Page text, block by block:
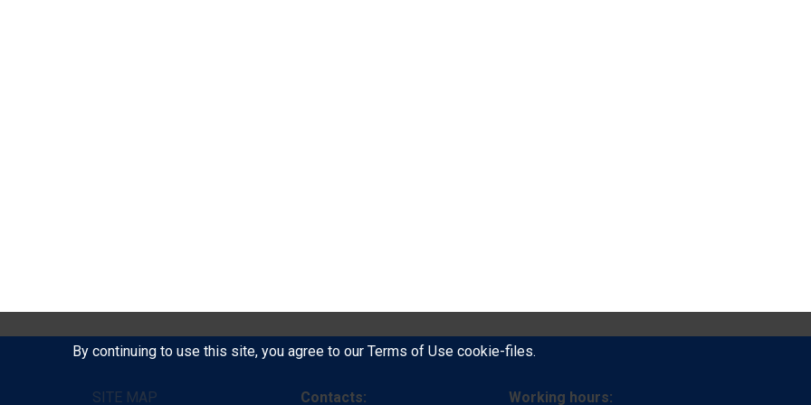
SITE MAP Contacts: Working hours:
By continuing to use this site, you agree to our Terms of Use cookie-files.